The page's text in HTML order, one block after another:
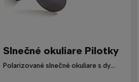
Slnečné okuliare Pilotky
Polarizované slnečné okuliare s dymovými sklami.